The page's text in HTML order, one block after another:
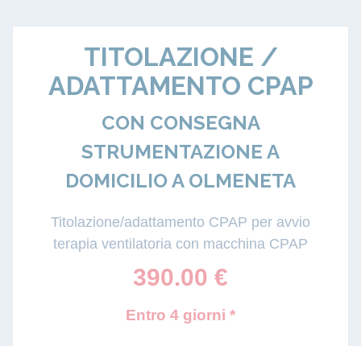
TITOLAZIONE /
ADATTAMENTO CPAP
CON CONSEGNA
STRUMENTAZIONE A
DOMICILIO A OLMENETA
Titolazione/adattamento CPAP per avvio
terapia ventilatoria con macchina CPAP
390.00 €
Entro 4 giorni *